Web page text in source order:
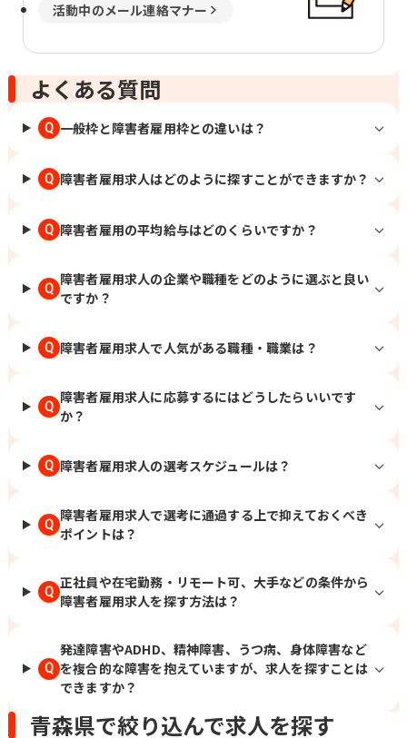
活動中のメール連絡マナー
よくある質問
Q 一般枠と障害者雇用枠との違いは？
Q 障害者雇用求人はどのように探すことができますか？
Q 障害者雇用の平均給与はどのくらいですか？
Q
障害者雇用求人の企業や職種をどのように選ぶと良い
ですか？
Q 障害者雇用求人で人気がある職種・職業は？
Q
障害者雇用求人に応募するにはどうしたらいいです
か？
Q 障害者雇用求人の選考スケジュールは？
Q
障害者雇用求人で選考に通過する上で抑えておくべき
ポイントは？
Q
正社員や在宅勤務・リモート可、大手などの条件から
障害者雇用求人を探す方法は？
Q
発達障害やADHD、精神障害、うつ病、身体障害など
を複合的な障害を抱えていますが、求人を探すことは
できますか？
青森県で絞り込んで求人を探す